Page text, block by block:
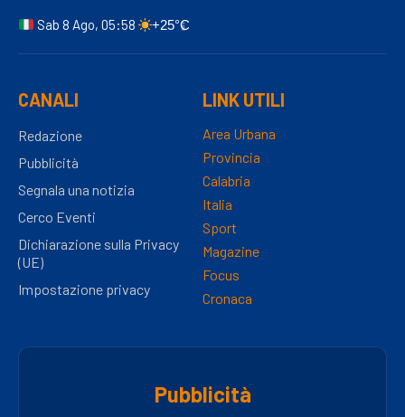
Sab 8 Ago, 05:58 +25°C
CANALI
Redazione
Pubblicità
Segnala una notizia
Cerco Eventi
Dichiarazione sulla Privacy
(UE)
Impostazione privacy
LINK UTILI
Area Urbana
Provincia
Calabria
Italia
Sport
Magazine
Focus
Cronaca
Pubblicità